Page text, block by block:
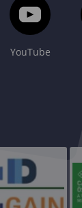
YouTube